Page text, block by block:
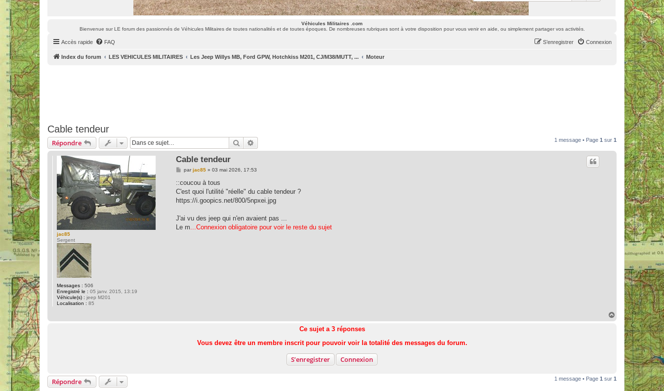
Véhicules Militaires .com
Bienvenue sur LE forum des passionnés de Véhicules Militaires de toutes nationalités et de toutes époques. De nombreuses rubriques sont à votre disposition pour vous venir en aide, ou simplement partager vos activités.
Accès rapide FAQ Connexion
S’enregistrer
Index du forum LES VEHICULES MILITAIRES Les Jeep Willys MB, Ford GPW, Hotchkiss M201, CJ/M38/MUTT, ... Moteur
Cable tendeur
Répondre Rechercher 1 message • Page 1 sur 1
jac85
Sergent
Messages : 506
Enregistré le : 05 janv. 2015, 13:19
Véhicule(s) : jeep M201
Localisation : 85
Cable tendeur
M
s
a
g
e
parjac85» 03 mai 2026, 17:53
::coucou à tous
C'est quoi l'utilité "réelle" du cable tendeur ?
https://i.goopics.net/800/5npxei.jpg
J'ai vu des jeep qui n'en avaient pas ...
Le m ...Connexion obligatoire pour voir le reste du sujet
Ce sujet a 3réponses
Vous devez être un membre inscrit pour pouvoir voir la totalité des messages du forum.
S’enregistrer Connexion
Répondre 1 message • Page 1 sur 1